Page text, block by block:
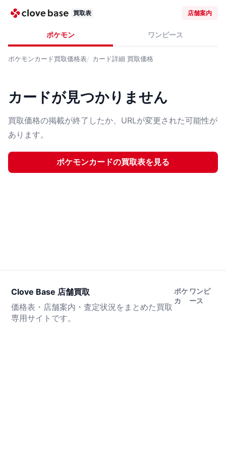
買取表 店舗案内
ポケモン ワンピース
ポケモンカード買取価格表 カード詳細 買取価格
カードが見つかりません
買取価格の掲載が終了したか、URLが変更された可能性が
あります。
ポケモンカードの買取表を見る
Clove Base 店舗買取
価格表・店舗案内・査定状況をまとめた買取
専用サイトです。
ポケ
カ
ワンピ
ース